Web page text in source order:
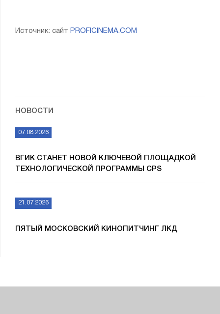
Источник: сайт PROFICINEMA.COM
НОВОСТИ
07.08.2026
ВГИК СТАНЕТ НОВОЙ КЛЮЧЕВОЙ ПЛОЩАДКОЙ
ТЕХНОЛОГИЧЕСКОЙ ПРОГРАММЫ CPS
21.07.2026
ПЯТЫЙ МОСКОВСКИЙ КИНОПИТЧИНГ ЛКД